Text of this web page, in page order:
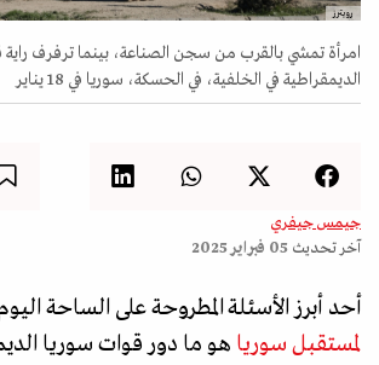
رويترز
امرأة تمشي بالقرب من سجن الصناعة، بينما ترفرف
الديمقراطية في الخلفية، في الحسكة، سوريا في 18 يناير
جيمس جيفري
آخر تحديث 05 فبراير 2025
أحد أبرز الأسئلة المطروحة على الساحة
لمستقبل سوريا هو ما دور قوات سوريا